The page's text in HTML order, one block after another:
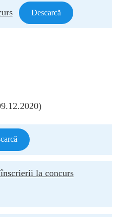
Descarcă
la concurs